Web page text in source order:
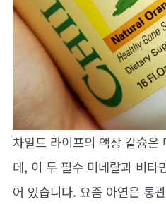
차일드 라이프의 액상 칼슘은
데, 이 두 필수 미네랄과 비타
어 있습니다. 요즘 아연은 통